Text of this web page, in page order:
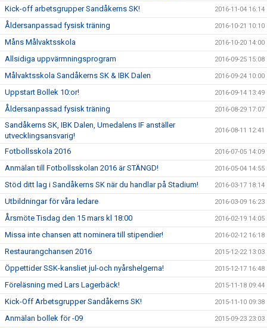
Kick-off arbetsgrupper Sandåkerns SK! 2016-11-04 16:14
Åldersanpassad fysisk träning 2016-10-21 10:10
Måns Målvaktsskola 2016-10-20 14:00
Allsidiga uppvärmningsprogram 2016-09-25 15:08
Målvaktsskola Sandåkerns SK & IBK Dalen 2016-09-24 10:00
Uppstart Bollek 10:or! 2016-09-14 13:49
Åldersanpassad fysisk träning 2016-08-29 17:07
Sandåkerns SK, IBK Dalen, Umedalens IF anställer
utvecklingsansvarig!
2016-08-11 12:41
Fotbollsskola 2016 2016-07-05 14:09
Anmälan till Fotbollsskolan 2016 är STÄNGD! 2016-05-04 14:55
Stöd ditt lag i Sandåkerns SK när du handlar på Stadium! 2016-03-17 18:14
Utbildningar för våra ledare 2016-03-09 16:23
Årsmöte Tisdag den 15 mars kl 18:00 2016-02-19 14:05
Missa inte chansen att nominera till stipendier! 2016-02-12 16:18
Restaurangchansen 2016 2015-12-22 13:03
Öppettider SSK-kansliet jul-och nyårshelgerna! 2015-12-17 16:48
Föreläsning med Lars Lagerbäck! 2015-11-18 09:44
Kick-Off Arbetsgrupper Sandåkerns SK! 2015-11-10 09:38
Anmälan bollek för -09 2015-09-23 23:03